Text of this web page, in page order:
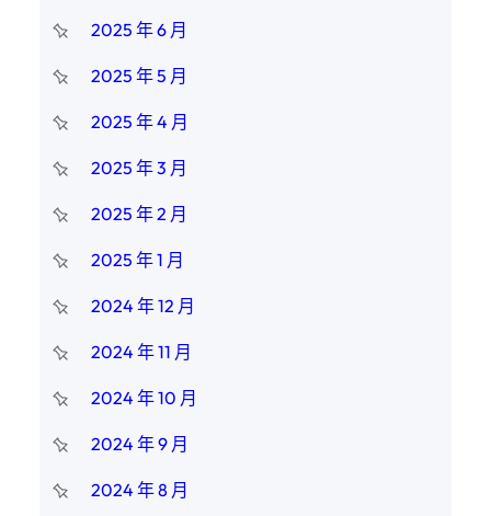
2025 年 6 月
2025 年 5 月
2025 年 4 月
2025 年 3 月
2025 年 2 月
2025 年 1 月
2024 年 12 月
2024 年 11 月
2024 年 10 月
2024 年 9 月
2024 年 8 月